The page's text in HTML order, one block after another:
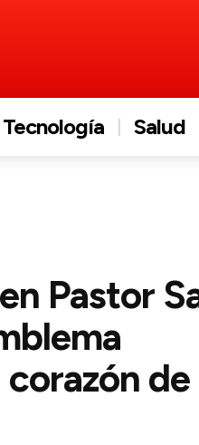
Salud
Pastor
de